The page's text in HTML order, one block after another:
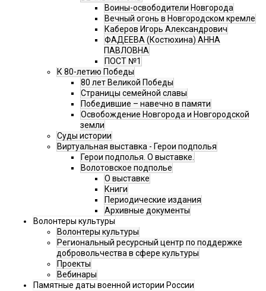
Воины-освободители Новгорода
Вечный огонь в Новгородском кремле
Каберов Игорь Александрович
ФАДЕЕВА (Костюхина) АННА
ПАВЛОВНА
ПОСТ №1
К 80-летию Победы
80 лет Великой Победы
Страницы семейной славы
Победившие – навечно в памяти
Освобождение Новгорода и Новгородской
земли
Суды истории
Виртуальная выставка - Герои подполья
Герои подполья. О выставке.
Волотовское подполье
О выставке
Книги
Периодические издания
Архивные документы
Волонтеры культуры
Волонтеры культуры
Региональный ресурсный центр по поддержке
добровольчества в сфере культуры
Проекты
Вебинары
Памятные даты военной истории России